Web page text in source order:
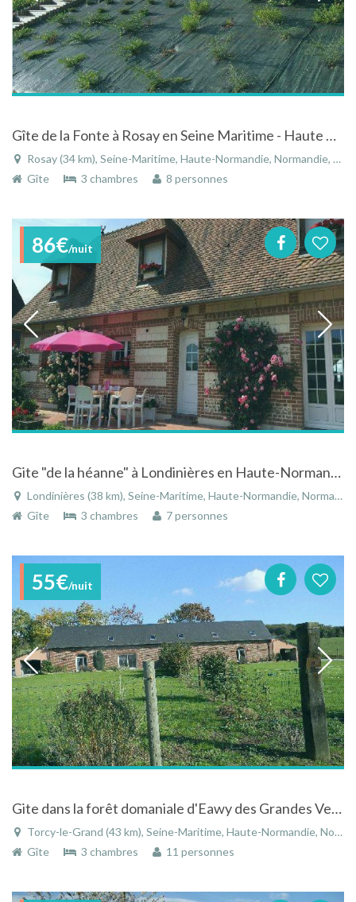
Gîte de la Fonte à Rosay en Seine Maritime - Haute Normandie
Rosay (34 km), Seine-Maritime, Haute-Normandie, Normandie, France
Gîte
3 chambres 8 personnes
86€/nuit
Gite "de la héanne" à Londinières en Haute-Normandie
Londinières (38 km), Seine-Maritime, Haute-Normandie, Normandie, France
Gîte
3 chambres 7 personnes
55€/nuit
Gite dans la forêt domaniale d'Eawy des Grandes Ventes à Torcy-le-Grand - Seine-Maritime
Torcy-le-Grand (43 km), Seine-Maritime, Haute-Normandie, Normandie, France
Gîte
3 chambres 11 personnes